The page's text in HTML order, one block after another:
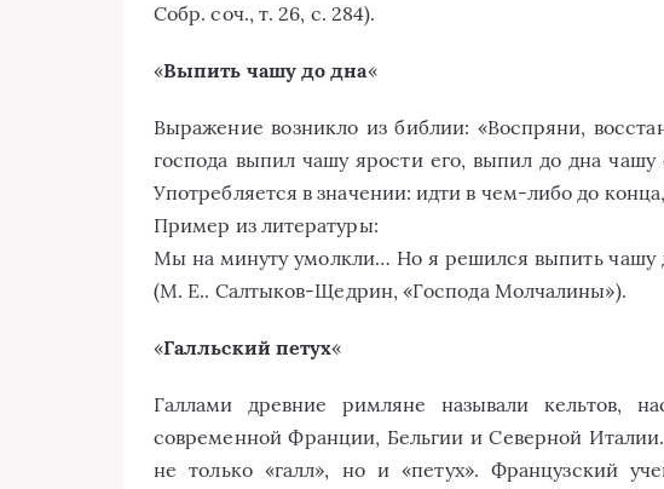
Собр. соч., т. 26, с. 284).
«Выпить чашу до дна«
Выражение возникло из библии: «Воспряни,
господа выпил чашу ярости его, выпил до дна чашу
Употребляется в значении: идти в чем-либо до
Пример из литературы:
Мы на минуту умолкли… Но я решился выпить чашу
(М. Е.. Салтыков-Щедрин, «Господа Молчалины»).
«Галльский петух«
Галлами древние римляне называли кельтов,
современной Франции, Бельгии и Северной Италии.
не только «галл», но и «петух». Французский